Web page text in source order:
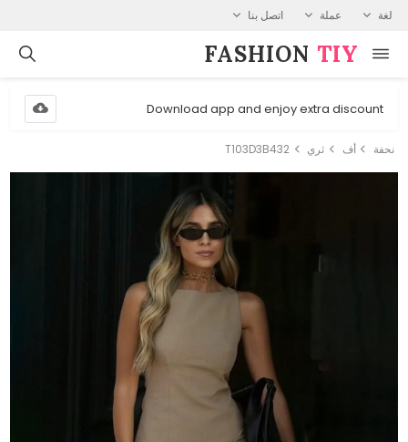
لغة عملة اتصل بنا
FASHION⁠ TIY
Download app and enjoy extra discount
نحفة أف ثري T103D3B432